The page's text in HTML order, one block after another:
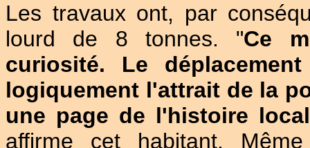
Les travaux ont, par
lourd de 8 tonnes. "Ce
curiosité. Le
logiquement l'attrait de la
une page de l'histoire
affirme cet habitant.